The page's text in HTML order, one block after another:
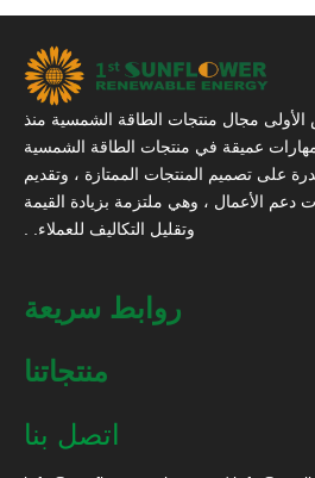
مجال منتجات الطاقة الشمسية منذ
ومهارات عميقة في منتجات الطاقة الشمسية
على تصميم المنتجات الممتازة ، وتقديم
دعم الأعمال ، وهي ملتزمة بزيادة القيمة
وتقليل التكاليف للعملاء. .
روابط سريعة
منتجاتنا
اتصل بنا